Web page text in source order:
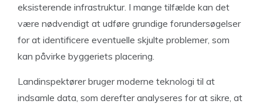
eksisterende infrastruktur. I mange tilfælde kan det
være nødvendigt at udføre grundige forundersøgelser
for at identificere eventuelle skjulte problemer, som
kan påvirke byggeriets placering.
Landinspektører bruger moderne teknologi til at
indsamle data, som derefter analyseres for at sikre, at